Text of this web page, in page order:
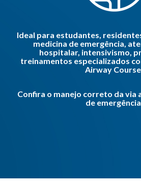
Ideal para estudantes,
medicina de emergência,
hospitalar, intensivismo,
treinamentos especializados
Airway Course.
Confira o manejo correto da via
de